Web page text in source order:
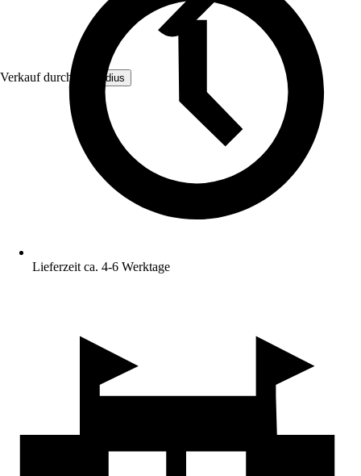
Verkauf durch: Inprodius
Lieferzeit ca. 4-6 Werktage